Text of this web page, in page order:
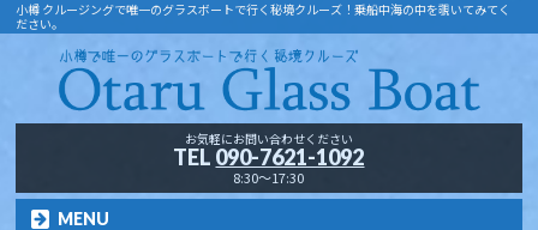
小樽 クルージングで唯一のグラスボートで行く秘境クルーズ！乗船中海の中を覗いてみてく
ださい。
お気軽にお問い合わせください
TEL 090-7621-1092
8:30～17:30
MENU